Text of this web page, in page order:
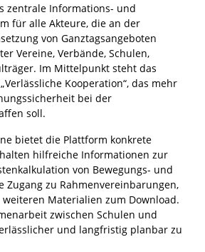
zentrale Informations- und
für alle Akteure, die an der
von Ganztagsangeboten
Vereine, Verbände, Schulen,
Im Mittelpunkt steht das
Kooperation“, das mehr
bei der
soll.
bietet die Plattform konkrete
hilfreiche Informationen zur
von Bewegungs- und
Zugang zu Rahmenvereinbarungen,
Materialien zum Download.
zwischen Schulen und
und langfristig planbar zu